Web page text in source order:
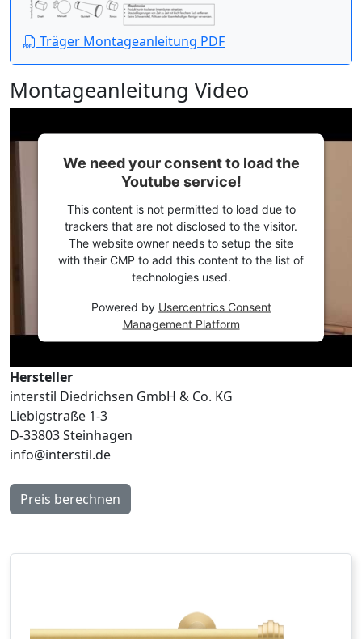
Träger Montageanleitung PDF
Montageanleitung Video
We need your consent to load the
Youtube service!
This content is not permitted to load due to
trackers that are not disclosed to the visitor.
The website owner needs to setup the site
with their CMP to add this content to the list of
technologies used.
Powered by Usercentrics Consent
Management Platform
Hersteller
interstil Diedrichsen GmbH & Co. KG
Liebigstraße 1-3
D-33803 Steinhagen
info@interstil.de
Preis berechnen